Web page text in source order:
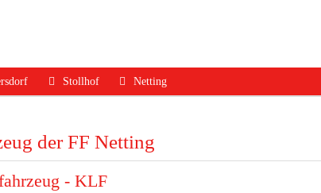
Stollhof
Mannschaft
Netting
Mannschaft
der FF Netting
- KLF